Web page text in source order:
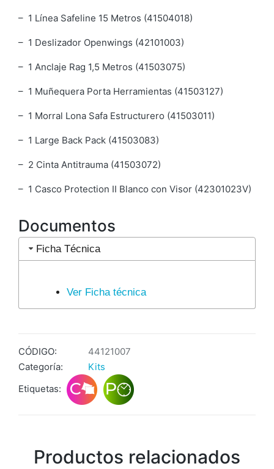
– 1 Línea Safeline 15 Metros (41504018)
– 1 Deslizador Openwings (42101003)
– 1 Anclaje Rag 1,5 Metros (41503075)
– 1 Muñequera Porta Herramientas (41503127)
– 1 Morral Lona Safa Estructurero (41503011)
– 1 Large Back Pack (41503083)
– 2 Cinta Antitrauma (41503072)
– 1 Casco Protection II Blanco con Visor (42301023V)
Documentos
Ficha Técnica
Ver Ficha técnica
CÓDIGO:
44121007
Categoría:
Kits
Etiquetas:
Productos relacionados